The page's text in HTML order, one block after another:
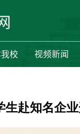
校 视频新闻
生赴知名企